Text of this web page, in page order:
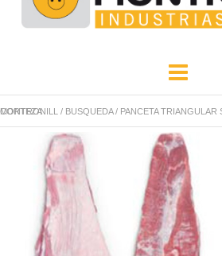
EMPRESA
PRODUCTOS
UBICACIÓN Y
MONTRONILL / BUSQUEDA/
PANCETA TRIANGULAR SIN CORTEZA